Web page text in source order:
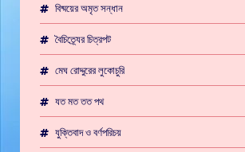
বিষ্ময়ের অমৃত সন্ধান
বৈচিত্র্যের চিত্রপট
মেঘ রোদ্দুরের লুকোচুরি
যত মত তত পথ
যুক্তিবাদ ও বর্ণপরিচয়